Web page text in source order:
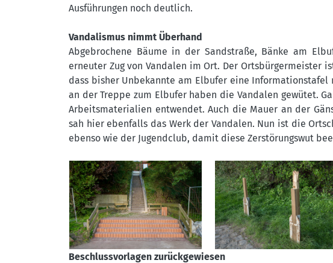
Ausführungen noch deutlich.
Vandalismus nimmt Überhand
Abgebrochene Bäume in der Sandstraße, Bänke am
erneuter Zug von Vandalen im Ort. Der Ortsbürgermeister
dass bisher Unbekannte am Elbufer eine
an der Treppe zum Elbufer haben die Vandalen gewütet.
Arbeitsmaterialien entwendet. Auch die Mauer an der
sah hier ebenfalls das Werk der Vandalen. Nun ist die
ebenso wie der Jugendclub, damit diese Zerstörungswut
Beschlussvorlagen zurückgewiesen